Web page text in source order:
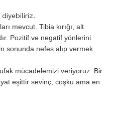
diyebiliriz.
mevcut. Tibia kırığı, alt
Pozitif ve negatif yönlerini
sonunda nefes alıp vermek
mücadelemizi veriyoruz. Bir
eşittir sevinç, coşku ama en